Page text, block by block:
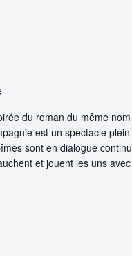
du roman du même nom
est un spectacle plein
sont en dialogue continu
et jouent les uns avec